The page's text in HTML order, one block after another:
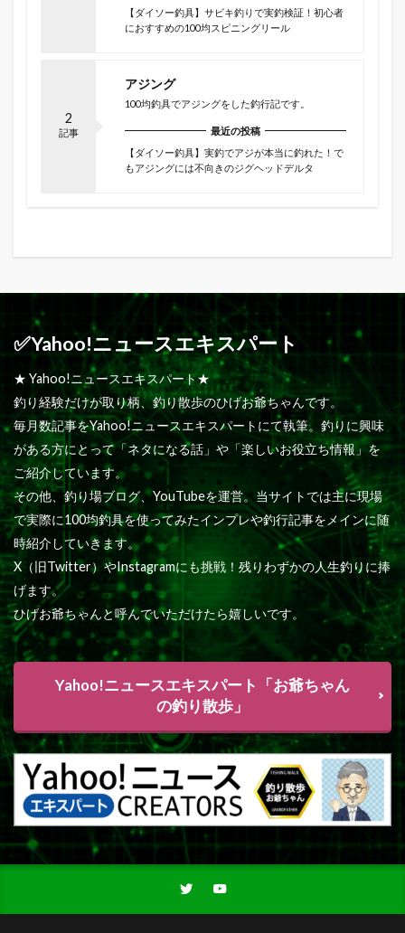
【ダイソー釣具】サビキ釣りで実釣検証！初心者
におすすめの100均スピニングリール
2
記事
アジング
100均釣具でアジングをした釣行記です。
最近の投稿
【ダイソー釣具】実釣でアジが本当に釣れた！で
もアジングには不向きのジグヘッドデルタ
✅Yahoo!ニュースエキスパート
★ Yahoo!ニュースエキスパート★
釣り経験だけが取り柄、釣り散歩のひげお爺ちゃんです。
毎月数記事をYahoo!ニュースエキスパートにて執筆。釣りに興味
がある方にとって「ネタになる話」や「楽しいお役立ち情報」を
ご紹介しています。
その他、釣り場ブログ、YouTubeを運営。当サイトでは主に現場
で実際に100均釣具を使ってみたインプレや釣行記事をメインに随
時紹介していきます。
X（旧Twitter）やInstagramにも挑戦！残りわずかの人生釣りに捧
げます。
ひげお爺ちゃんと呼んでいただけたら嬉しいです。
Yahoo!ニュースエキスパート「お爺ちゃん
の釣り散歩」